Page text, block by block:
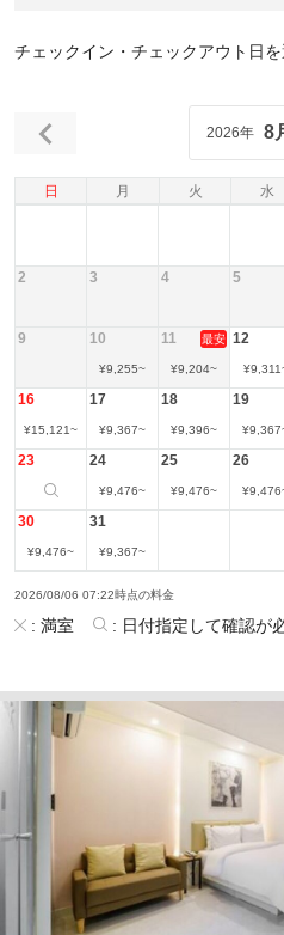
チェックイン・チェックアウト日
日 月 火 水
2026年 8
2 3 4 5
9 10
¥9,255~
11 最安
¥9,204~
12
¥9,311
16
¥15,121~
17
¥9,367~
18
¥9,396~
19
¥9,367
23 24
¥9,476~
25
¥9,476~
26
¥9,476
30
¥9,476~
31
¥9,367~
2026/08/06 07:22時点の料金
: 満室 : 日付指定して確認が